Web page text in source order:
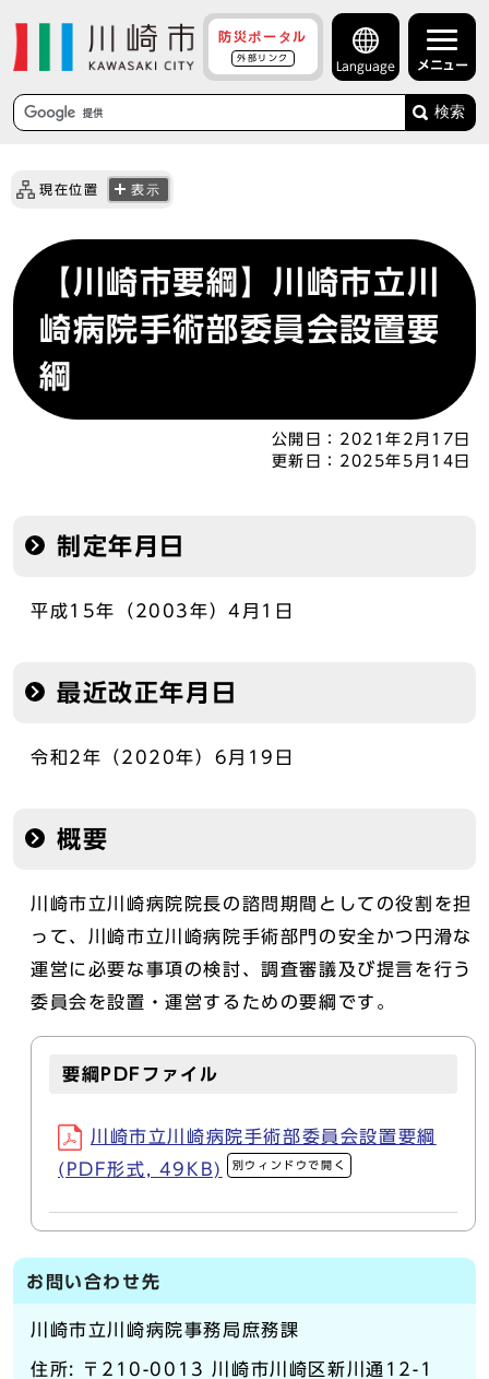
防災ポータル
外部リンク
Language メニュー
検索
現在位置 表示
【川崎市要綱】川崎市立川
崎病院手術部委員会設置要
綱
公開日： 2021年2月17日
更新日： 2025年5月14日
制定年月日
平成15年（2003年）4月1日
最近改正年月日
令和2年（2020年）6月19日
概要
川崎市立川崎病院院長の諮問期間としての役割を担
って、川崎市立川崎病院手術部門の安全かつ円滑な
運営に必要な事項の検討、調査審議及び提言を行う
委員会を設置・運営するための要綱です。
要綱PDFファイル
川崎市立川崎病院手術部委員会設置要綱
(PDF形式, 49KB)
別ウィンドウで開く
お問い合わせ先
川崎市立川崎病院事務局庶務課
住所: 〒210-0013 川崎市川崎区新川通12-1